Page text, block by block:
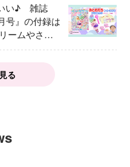
い♪ 雑誌
号』の付録は
ームやさ
る